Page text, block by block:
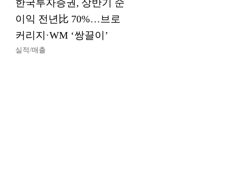
한국투자증권, 상반기 순
이익 전년比 70%…브로
커리지·WM ‘쌍끌이’
실적/매출